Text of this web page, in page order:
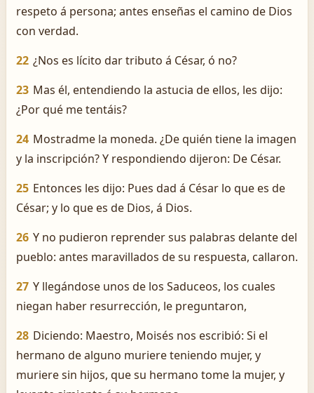
respeto á persona; antes enseñas el camino de Dios
con verdad.
22 ¿Nos es lícito dar tributo á César, ó no?
23 Mas él, entendiendo la astucia de ellos, les dijo:
¿Por qué me tentáis?
24 Mostradme la moneda. ¿De quién tiene la imagen
y la inscripción? Y respondiendo dijeron: De César.
25 Entonces les dijo: Pues dad á César lo que es de
César; y lo que es de Dios, á Dios.
26 Y no pudieron reprender sus palabras delante del
pueblo: antes maravillados de su respuesta, callaron.
27 Y llegándose unos de los Saduceos, los cuales
niegan haber resurrección, le preguntaron,
28 Diciendo: Maestro, Moisés nos escribió: Si el
hermano de alguno muriere teniendo mujer, y
muriere sin hijos, que su hermano tome la mujer, y